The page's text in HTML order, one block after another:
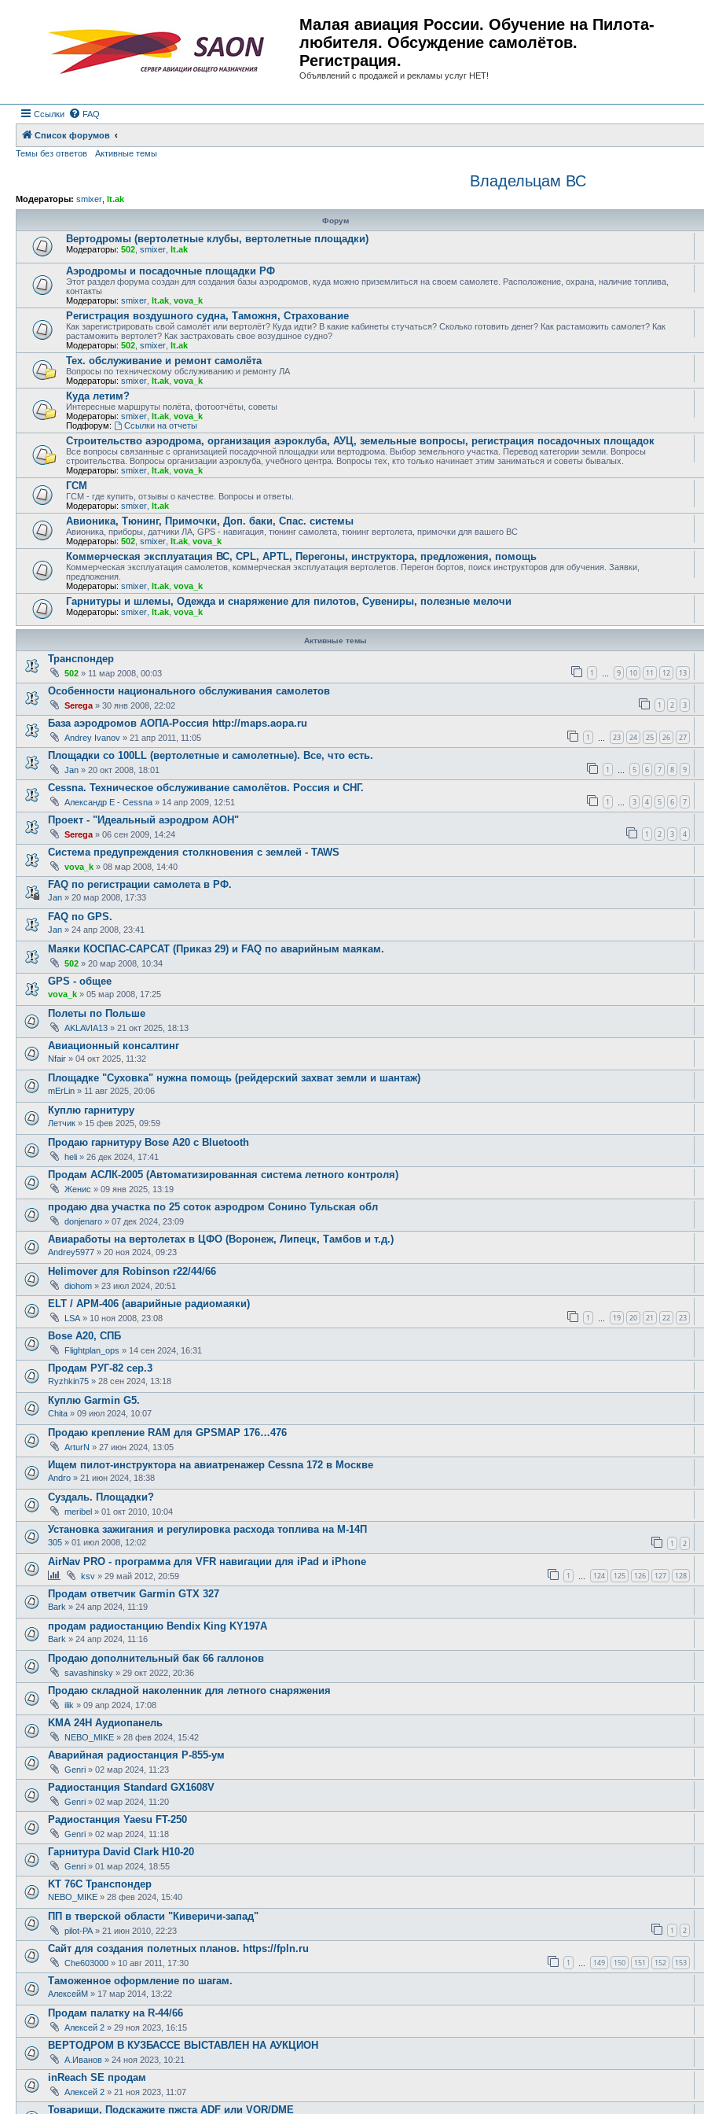
Малая авиация России. Обучение на Пилота-
любителя. Обсуждение самолётов.
Регистрация.
Объявлений с продажей и рекламы услуг НЕТ!
Ссылки FAQ
Список форумов
Темы без ответов
Активные темы
Владельцам ВС
Модераторы: smixer lt.ak
Форум
Вертодромы (вертолетные клубы, вертолетные площадки)
Модераторы: 502 smixer lt.ak
Аэродромы и посадочные площадки РФ
Этот раздел форума создан для создания базы аэродромов, куда можно приземлиться на своем самолете. Расположение, охрана, наличие топлива,
контакты
Модераторы: smixer lt.ak vova_k
Регистрация воздушного судна, Таможня, Страхование
Как зарегистрировать свой самолёт или вертолёт? Куда идти? В какие кабинеты стучаться? Сколько готовить денег? Как растаможить самолет? Как
растаможить вертолет? Как застраховать свое возудшное судно?
Модераторы: 502 smixer lt.ak
Тех. обслуживание и ремонт самолёта
Вопросы по техническому обслуживанию и ремонту ЛА
Модераторы: smixer lt.ak vova_k
Куда летим?
Интересные маршруты полёта, фотоотчёты, советы
Модераторы: smixer lt.ak vova_k
Подфорум:
Ссылки на отчеты
Строительство аэродрома, организация аэроклуба, АУЦ, земельные вопросы, регистрация посадочных площадок
Все вопросы связанные с организацией посадочной площадки или вертодрома. Выбор земельного участка. Перевод категории земли. Вопросы
строительства. Вопросы организации аэроклуба, учебного центра. Вопросы тех, кто только начинает этим заниматься и советы бывалых.
Модераторы: smixer lt.ak vova_k
ГСМ
ГСМ - где купить, отзывы о качестве. Вопросы и ответы.
Модераторы: smixer lt.ak
Авионика, Тюнинг, Примочки, Доп. баки, Спас. системы
Авионика, приборы, датчики ЛА, GPS - навигация, тюнинг самолета, тюнинг вертолета, примочки для вашего ВС
Модераторы: 502 smixer lt.ak vova_k
Коммерческая эксплуатация ВС, CPL, APTL, Перегоны, инструктора, предложения, помощь
Коммерческая эксплуатация самолетов, коммерческая эксплуатация вертолетов. Перегон бортов, поиск инструкторов для обучения. Заявки,
предложения.
Модераторы: smixer lt.ak vova_k
Гарнитуры и шлемы, Одежда и снаряжение для пилотов, Сувениры, полезные мелочи
Модераторы: smixer lt.ak vova_k
Активные темы
Транспондер
502 » 11 мар 2008, 00:03 1 9 10 11 12 13
Особенности национального обслуживания самолетов
Serega » 30 янв 2008, 22:02 1 2 3
База аэродромов АОПА-Россия http://maps.aopa.ru
Andrey Ivanov » 21 апр 2011, 11:05 1 23 24 25 26 27
Площадки со 100LL (вертолетные и самолетные). Все, что есть.
Jan » 20 окт 2008, 18:01 1 5 6 7 8 9
Cessna. Техническое обслуживание самолётов. Россия и СНГ.
Александр E - Cessna » 14 апр 2009, 12:51 1 3 4 5 6 7
Проект - "Идеальный аэродром АОН"
Serega » 06 сен 2009, 14:24 1 2 3 4
Система предупреждения столкновения с землей - TAWS
vova_k » 08 мар 2008, 14:40
FAQ по регистрации самолета в РФ.
Jan » 20 мар 2008, 17:33
FAQ по GPS.
Jan » 24 апр 2008, 23:41
Маяки КОСПАС-САРСАТ (Приказ 29) и FAQ по аварийным маякам.
502 » 20 мар 2008, 10:34
GPS - общее
vova_k » 05 мар 2008, 17:25
Полеты по Польше
AKLAVIA13 » 21 окт 2025, 18:13
Авиационный консалтинг
Nfair » 04 окт 2025, 11:32
Площадке "Суховка" нужна помощь (рейдерский захват земли и шантаж)
mErLin » 11 авг 2025, 20:06
Куплю гарнитуру
Летчик » 15 фев 2025, 09:59
Продаю гарнитуру Bose A20 с Bluetooth
heli » 26 дек 2024, 17:41
Продам АСЛК-2005 (Автоматизированная система летного контроля)
Женис » 09 янв 2025, 13:19
продаю два участка по 25 соток аэродром Сонино Тульская обл
donjenaro » 07 дек 2024, 23:09
Авиаработы на вертолетах в ЦФО (Воронеж, Липецк, Тамбов и т.д.)
Andrey5977 » 20 ноя 2024, 09:23
Helimover для Robinson r22/44/66
diohom » 23 июл 2024, 20:51
ELT / АРМ-406 (аварийные радиомаяки)
LSA » 10 ноя 2008, 23:08 1 19 20 21 22 23
Bose A20, СПБ
Flightplan_ops » 14 сен 2024, 16:31
Продам РУГ-82 сер.3
Ryzhkin75 » 28 сен 2024, 13:18
Куплю Garmin G5.
Chita » 09 июл 2024, 10:07
Продаю крепление RAM для GPSMAP 176…476
ArturN » 27 июн 2024, 13:05
Ищем пилот-инструктора на авиатренажер Cessna 172 в Москве
Andro » 21 июн 2024, 18:38
Суздаль. Площадки?
meribel » 01 окт 2010, 10:04
Установка зажигания и регулировка расхода топлива на М-14П
305 » 01 июл 2008, 12:02 1 2
AirNav PRO - программа для VFR навигации для iPad и iPhone
ksv » 29 май 2012, 20:59 1 124 125 126 127 128
Продам ответчик Garmin GTX 327
Bark » 24 апр 2024, 11:19
продам радиостанцию Bendix King KY197A
Bark » 24 апр 2024, 11:16
Продаю дополнительный бак 66 галлонов
savashinsky » 29 окт 2022, 20:36
Продаю складной наколенник для летного снаряжения
ilik » 09 апр 2024, 17:08
KMA 24H Аудиопанель
NEBO_MIKE » 28 фев 2024, 15:42
Аварийная радиостанция Р-855-ум
Genri » 02 мар 2024, 11:23
Радиостанция Standard GX1608V
Genri » 02 мар 2024, 11:20
Радиостанция Yaesu FT-250
Genri » 02 мар 2024, 11:18
Гарнитура David Clark H10-20
Genri » 01 мар 2024, 18:55
KT 76C Транспондер
NEBO_MIKE » 28 фев 2024, 15:40
ПП в тверской области "Киверичи-запад"
pilot-PA » 21 июн 2010, 22:23 1 2
Сайт для создания полетных планов. https://fpln.ru
Che603000 » 10 авг 2011, 17:30 1 149 150 151 152 153
Таможенное оформление по шагам.
АлексейМ » 17 мар 2014, 13:22
Продам палатку на R-44/66
Алексей 2 » 29 ноя 2023, 16:15
ВЕРТОДРОМ В КУЗБАССЕ ВЫСТАВЛЕН НА АУКЦИОН
А.Иванов » 24 ноя 2023, 10:21
inReach SE продам
Алексей 2 » 21 ноя 2023, 11:07
Товарищи, Подскажите пжста ADF или VOR/DME